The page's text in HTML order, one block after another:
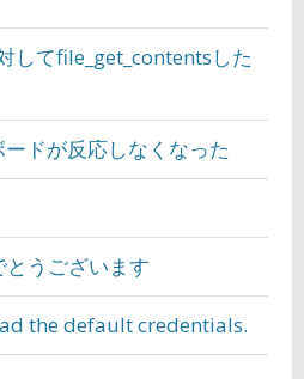
してfile_get_contentsした
ドが反応しなくなった
うございます
the default credentials.